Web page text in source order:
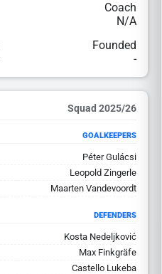
Coach
N/A
Founded
-
2025/26 Squad
GOALKEEPERS
Péter Gulácsi
Leopold Zingerle
Maarten Vandevoordt
DEFENDERS
Kosta Nedeljković
Max Finkgräfe
Castello Lukeba